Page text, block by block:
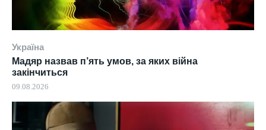
Україна
Мадяр назвав п’ять умов, за яких війна
закінчиться
09.08.2026